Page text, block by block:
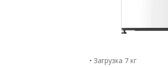
• Загрузка 7 кг